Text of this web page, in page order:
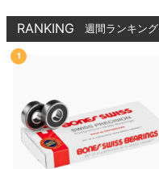
RANKING 週間ランキング
1